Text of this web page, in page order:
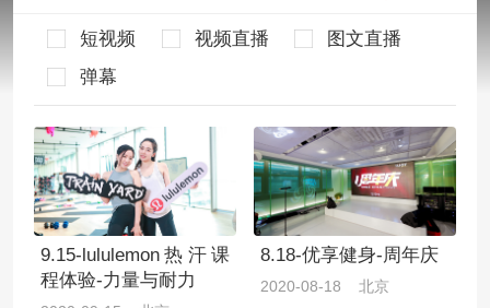
短视频 视频直播
图文直播
弹幕
9.15-lululemon热汗课
程体验-力量与耐力
8.18-优享健身-周年庆
2020-08-18 北京